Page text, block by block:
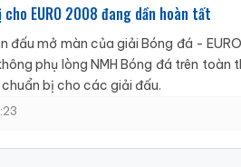
EURO 2008 đang dần hoàn tất
đấu mở màn của giải Bóng đá -
phụ lòng NMH Bóng đá trên
bị cho các giải đấu.